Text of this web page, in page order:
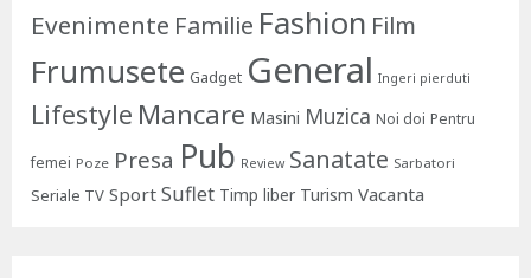
Evenimente Familie Fashion Film
Frumusete Gadget General Ingeri pierduti
Lifestyle Mancare Masini Muzica Noi doi Pentru
femei Poze Presa Pub Review Sanatate Sarbatori
Seriale TV Sport Suflet Timp liber Turism Vacanta